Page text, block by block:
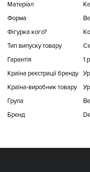
Матеріал
Форма
Фігурка кого?
Тип випуску товару
Гарантія
1
Країна реєстрації бренду
Країна-виробник товару
Група
Бренд